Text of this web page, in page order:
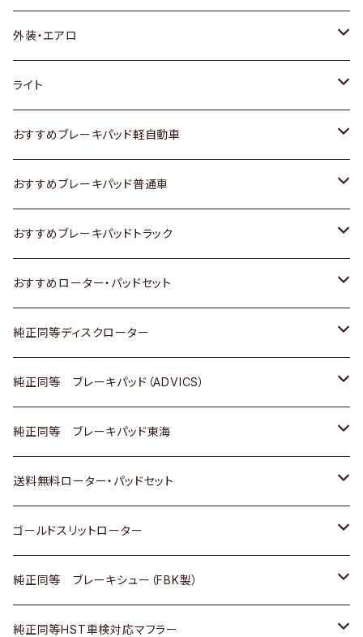
トヨタ
ホンダ
スズキ
日産
いすゞ
ダイハツ
マツダ
三菱
スバル
日野
三菱ふそう
ＢＭＷ
外装・エアロ
トヨタ
ホンダ
スズキ
日産
いすゞ
ダイハツ
マツダ
三菱
日野
三菱ふそう
ライト
トヨタ
スズキ
日産
いすゞ
ダイハツ
三菱
日野
三菱ふそう
その他
おすすめブレーキパッド軽自動車
トヨタ
ホンダ
スズキ
日産
ダイハツ
マツダ
三菱
スバル
おすすめブレーキパッド普通車
トヨタ
ホンダ
スズキ
日産
いすゞ
ダイハツ
マツダ
三菱
スバル
おすすめブレーキパッドトラック
トヨタ
日産
いすゞ
ダイハツ
マツダ
三菱
おすすめローター・パッドセット
トヨタ
ホンダ
スズキ
日産
ダイハツ
マツダ
三菱
純正同等ディスクローター
トヨタ
ホンダ
スズキ
日産
いすゞ
ダイハツ
純正同等 ブレーキパッド（ADVICS）
トヨタ
ホンダ
スズキ
日産
ダイハツ
純正同等 ブレーキパッド東海
トヨタ
ホンダ
日産
いすゞ
送料無料ローター・パッドセット
トヨタ
ホンダ
スズキ
ゴールドスリットローター
トヨタ
ホンダ
純正同等 ブレーキシュー（FBK製）
ホンダ
純正同等HST車検対応マフラー